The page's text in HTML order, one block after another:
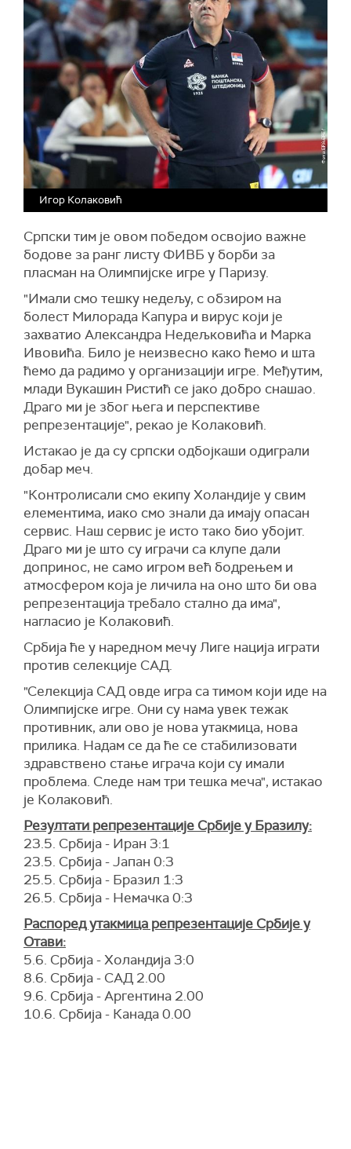
Игор Колаковић
Српски тим је овом победом освојио важне
бодове за ранг листу ФИВБ у борби за
пласман на Олимпијске игре у Паризу.
"Имали смо тешку недељу, с обзиром на
болест Милорада Капура и вирус који је
захватио Александра Недељковића и Марка
Ивовића. Било је неизвесно како ћемо и шта
ћемо да радимо у организацији игре. Међутим,
млади Вукашин Ристић се јако добро снашао.
Драго ми је због њега и перспективе
репрезентације", рекао је Колаковић.
Истакао је да су српски одбојкаши одиграли
добар меч.
"Контролисали смо екипу Холандије у свим
елементима, иако смо знали да имају опасан
сервис. Наш сервис је исто тако био убојит.
Драго ми је што су играчи са клупе дали
допринос, не само игром већ бодрењем и
атмосфером која је личила на оно што би ова
репрезентација требало стално да има",
нагласио је Колаковић.
Србија ће у наредном мечу Лиге нација играти
против селекције САД.
"Селекција САД овде игра са тимом који иде на
Олимпијске игре. Они су нама увек тежак
противник, али ово је нова утакмица, нова
прилика. Надам се да ће се стабилизовати
здравствено стање играча који су имали
проблема. Следе нам три тешка меча", истакао
је Колаковић.
Резултати репрезентације Србије у Бразилу:
23.5. Србија - Иран 3:1
23.5. Србија - Јапан 0:3
25.5. Србија - Бразил 1:3
26.5. Србија - Немачка 0:3
Распоред утакмица репрезентације Србије у
Отави:
5.6. Србија - Холандија 3:0
8.6. Србија - САД 2.00
9.6. Србија - Аргентина 2.00
10.6. Србија - Канада 0.00